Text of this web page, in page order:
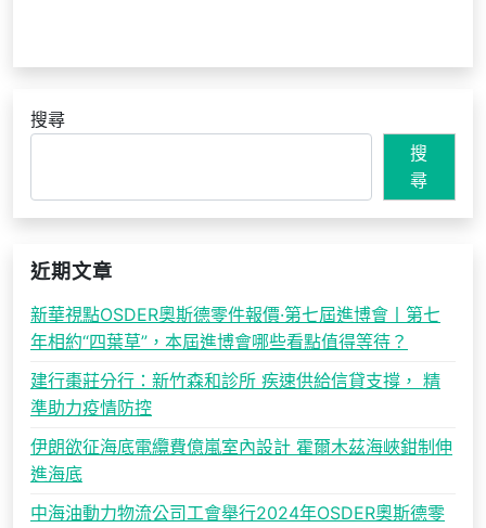
搜尋
搜
尋
近期文章
新華視點OSDER奧斯德零件報價·第七屆進博會丨第七
年相約“四葉草”，本屆進博會哪些看點值得等待？
建行棗莊分行：新竹森和診所 疾速供給信貸支撐， 精
準助力疫情防控
伊朗欲征海底電纜費億嵐室內設計 霍爾木茲海峽鉗制伸
進海底
中海油動力物流公司工會舉行2024年OSDER奧斯德零